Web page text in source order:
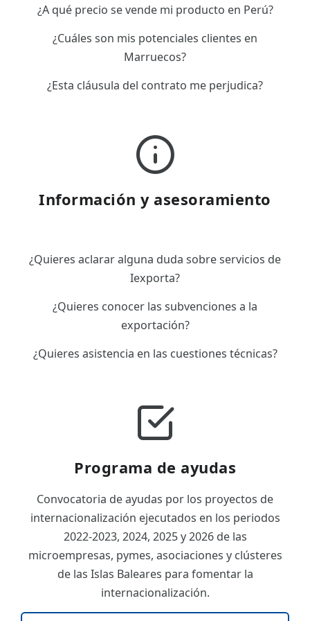
¿A qué precio se vende mi producto en Perú?
¿Cuáles son mis potenciales clientes en
Marruecos?
¿Esta cláusula del contrato me perjudica?
Información y asesoramiento
¿Quieres aclarar alguna duda sobre servicios de
Iexporta?
¿Quieres conocer las subvenciones a la
exportación?
¿Quieres asistencia en las cuestiones técnicas?
Programa de ayudas
Convocatoria de ayudas por los proyectos de
internacionalización ejecutados en los periodos
2022-2023, 2024, 2025 y 2026 de las
microempresas, pymes, asociaciones y clústeres
de las Islas Baleares para fomentar la
internacionalización.